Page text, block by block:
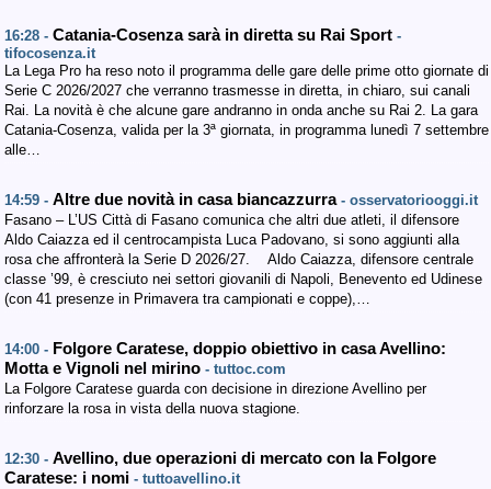
16:28 - Catania-Cosenza sarà in diretta su Rai Sport -
tifocosenza.it
La Lega Pro ha reso noto il programma delle gare delle prime otto giornate di
Serie C 2026/2027 che verranno trasmesse in diretta, in chiaro, sui canali
Rai. La novità è che alcune gare andranno in onda anche su Rai 2. La gara
Catania-Cosenza, valida per la 3ª giornata, in programma lunedì 7 settembre
alle…
14:59 - Altre due novità in casa biancazzurra - osservatoriooggi.it
Fasano – L’US Città di Fasano comunica che altri due atleti, il difensore
Aldo Caiazza ed il centrocampista Luca Padovano, si sono aggiunti alla
rosa che affronterà la Serie D 2026/27. Aldo Caiazza, difensore centrale
classe ’99, è cresciuto nei settori giovanili di Napoli, Benevento ed Udinese
(con 41 presenze in Primavera tra campionati e coppe),…
14:00 - Folgore Caratese, doppio obiettivo in casa Avellino:
Motta e Vignoli nel mirino - tuttoc.com
La Folgore Caratese guarda con decisione in direzione Avellino per
rinforzare la rosa in vista della nuova stagione.
12:30 - Avellino, due operazioni di mercato con la Folgore
Caratese: i nomi - tuttoavellino.it